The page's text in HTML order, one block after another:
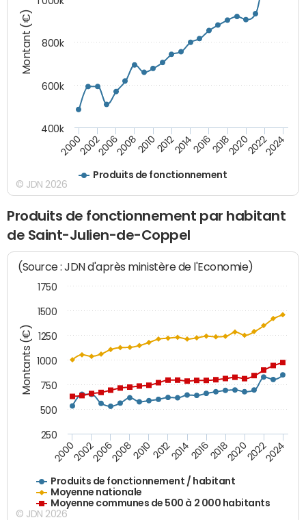
Montant (€)
Produits de fonctionnement
200020022006200820102012201420162018202020222024
400k
600k
800k
© JDN 2026
Produits de fonctionnement par habitant
de Saint-Julien-de-Coppel
Montants (€)
(Source : JDN d'après ministère de l'Economie)
Produits de fonctionnement / habitant
Moyenne nationale
Moyenne communes de 500 à 2 000 habitants
200020022006200820102012201420162018202020222024
250
500
750
1000
1250
1500
1750
© JDN 2026